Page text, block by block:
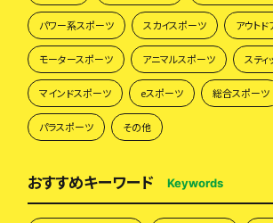
パワー系スポーツ スカイスポーツ アウト
モータースポーツ アニマルスポーツ ステ
マインドスポーツ eスポーツ 総合スポーツ
パラスポーツ その他
おすすめキーワード Keywords